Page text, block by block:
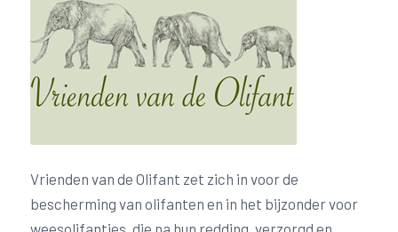
Vrienden van de Olifant zet zich in voor de
bescherming van olifanten en in het bijzonder voor